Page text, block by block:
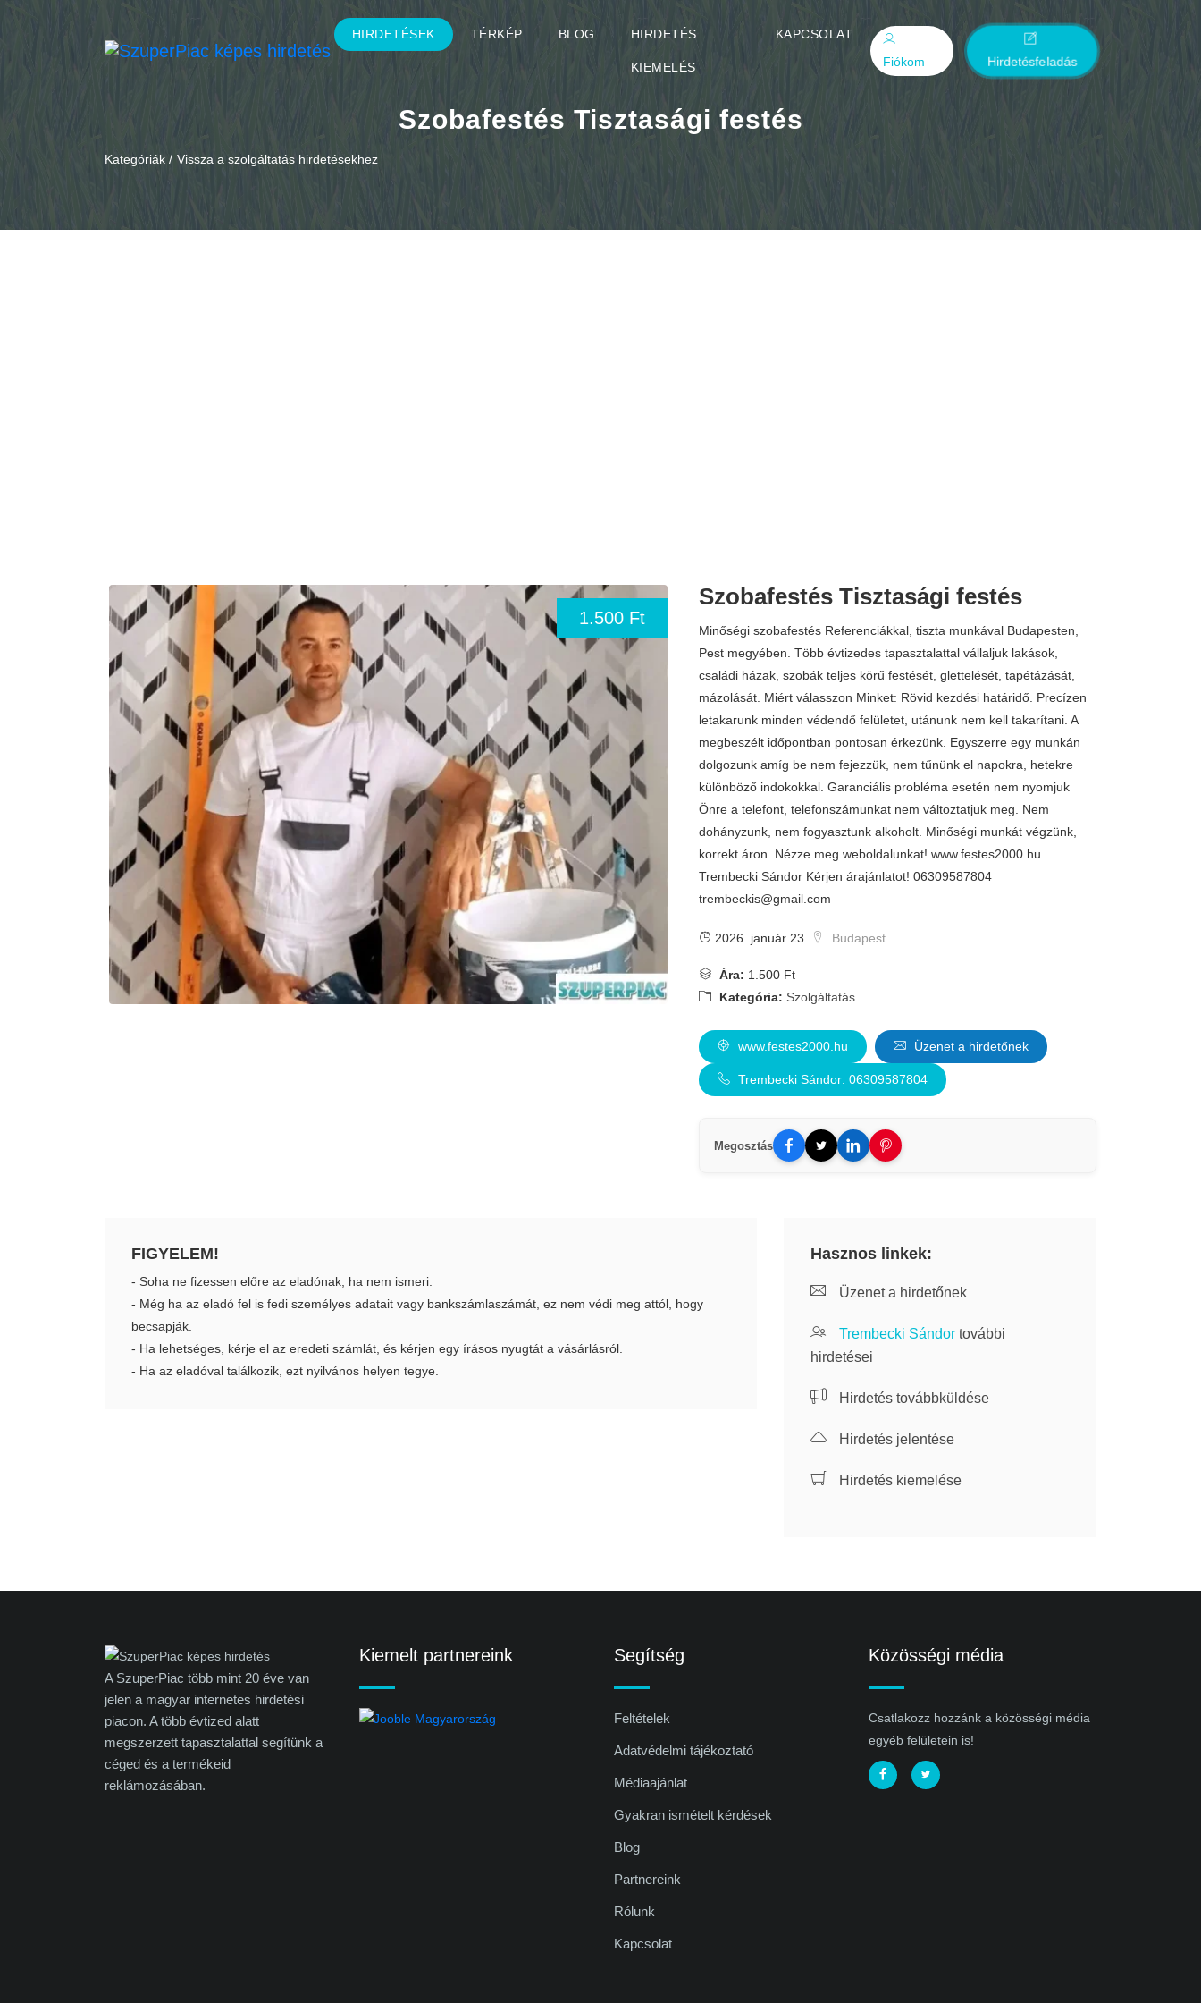
HIRDETÉSEK TÉRKÉP BLOG HIRDETÉS
KIEMELÉS
KAPCSOLAT
Fiókom
Hirdetésfeladás
Szobafestés Tisztasági festés
Kategóriák / Vissza a szolgáltatás hirdetésekhez
1.500 Ft
Szobafestés Tisztasági festés
Minőségi szobafestés Referenciákkal, tiszta munkával Budapesten,
Pest megyében. Több évtizedes tapasztalattal vállaljuk lakások,
családi házak, szobák teljes körű festését, glettelését, tapétázását,
mázolását. Miért válasszon Minket: Rövid kezdési határidő. Precízen
letakarunk minden védendő felületet, utánunk nem kell takarítani. A
megbeszélt időpontban pontosan érkezünk. Egyszerre egy munkán
dolgozunk amíg be nem fejezzük, nem tűnünk el napokra, hetekre
különböző indokokkal. Garanciális probléma esetén nem nyomjuk
Önre a telefont, telefonszámunkat nem változtatjuk meg. Nem
dohányzunk, nem fogyasztunk alkoholt. Minőségi munkát végzünk,
korrekt áron. Nézze meg weboldalunkat! www.festes2000.hu.
Trembecki Sándor Kérjen árajánlatot! 06309587804
trembeckis@gmail.com
2026. január 23. Budapest
Ára: 1.500 Ft
Kategória: Szolgáltatás
www.festes2000.hu Üzenet a hirdetőnek
Trembecki Sándor: 06309587804
Megosztás
FIGYELEM!
- Soha ne fizessen előre az eladónak, ha nem ismeri.
- Még ha az eladó fel is fedi személyes adatait vagy bankszámlaszámát, ez nem védi meg attól, hogy
becsapják.
- Ha lehetséges, kérje el az eredeti számlát, és kérjen egy írásos nyugtát a vásárlásról.
- Ha az eladóval találkozik, ezt nyilvános helyen tegye.
Hasznos linkek:
Üzenet a hirdetőnek
Trembecki Sándor további
hirdetései
Hirdetés továbbküldése
Hirdetés jelentése
Hirdetés kiemelése
A SzuperPiac több mint 20 éve van
jelen a magyar internetes hirdetési
piacon. A több évtized alatt
megszerzett tapasztalattal segítünk a
céged és a termékeid
reklámozásában.
Kiemelt partnereink Segítség
Feltételek
Adatvédelmi tájékoztató
Médiaajánlat
Gyakran ismételt kérdések
Blog
Partnereink
Rólunk
Kapcsolat
Közösségi média
Csatlakozz hozzánk a közösségi média
egyéb felületein is!